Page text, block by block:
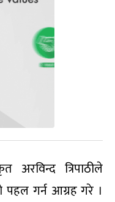
अरविन्द त्रिपाठीले
पहल गर्न आग्रह गरे ।